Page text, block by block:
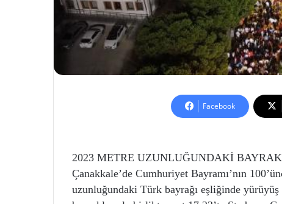
Facebook
2023 METRE UZUNLUĞUNDAKİ
Çanakkale’de Cumhuriyet Bayramı’nın
uzunluğundaki Türk bayrağı eşliğinde